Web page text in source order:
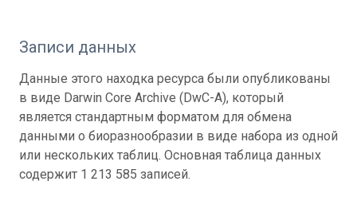
Записи данных
Данные этого находка ресурса были опубликованы
в виде Darwin Core Archive (DwC-A), который
является стандартным форматом для обмена
данными о биоразнообразии в виде набора из одной
или нескольких таблиц. Основная таблица данных
содержит 1 213 585 записей.